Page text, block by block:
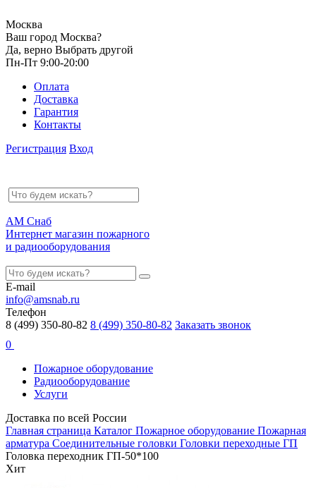
Москва
Ваш город Москва?
Да, верно Выбрать другой
Пн-Пт 9:00-20:00
Оплата
Доставка
Гарантия
Контакты
Регистрация Вход
АМ Снаб
Интернет магазин пожарного
и радиооборудования
E-mail
info@amsnab.ru
Телефон
8 (499) 350-80-82 8 (499) 350-80-82 Заказать звонок
0
Пожарное оборудование
Радиооборудование
Услуги
Доставка по всей России
Главная страница Каталог Пожарное оборудование Пожарная
арматура Соединительные головки Головки переходные ГП
Головка переходник ГП-50*100
Хит